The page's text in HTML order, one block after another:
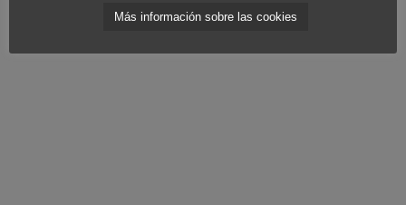
deben llevar a cabo.Más información sobre las cookies